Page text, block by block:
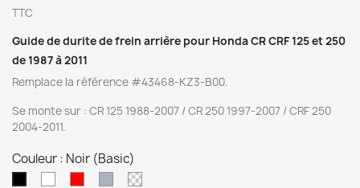
TTC
Guide de durite de frein arrière pour Honda CR CRF 125 et 250
de 1987 à 2011
Remplace la référence #43468-KZ3-B00.
Se monte sur : CR 125 1988-2007 / CR 250 1997-2007 / CRF 250
2004-2011.
Couleur : Noir (Basic)
Gris Transparent